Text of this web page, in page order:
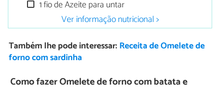
1 fio de Azeite para untar
Ver informação nutricional >
Também lhe pode interessar: Receita de Omelete de
forno com sardinha
Como fazer Omelete de forno com batata e